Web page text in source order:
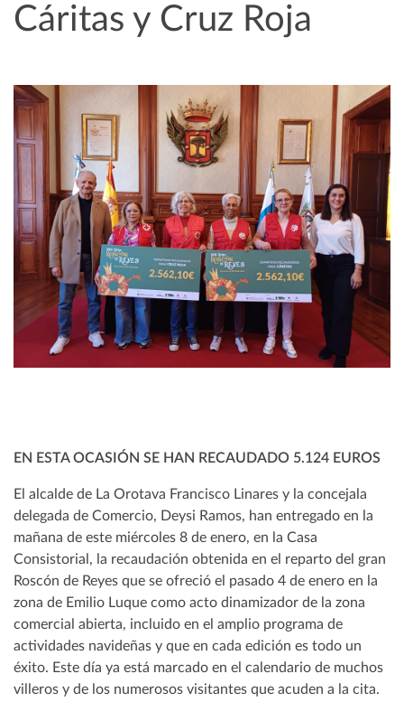
Cáritas y Cruz Roja
EN ESTA OCASIÓN SE HAN RECAUDADO 5.124 EUROS
El alcalde de La Orotava Francisco Linares y la concejala
delegada de Comercio, Deysi Ramos, han entregado en la
mañana de este miércoles 8 de enero, en la Casa
Consistorial, la recaudación obtenida en el reparto del gran
Roscón de Reyes que se ofreció el pasado 4 de enero en la
zona de Emilio Luque como acto dinamizador de la zona
comercial abierta, incluido en el amplio programa de
actividades navideñas y que en cada edición es todo un
éxito. Este día ya está marcado en el calendario de muchos
villeros y de los numerosos visitantes que acuden a la cita.